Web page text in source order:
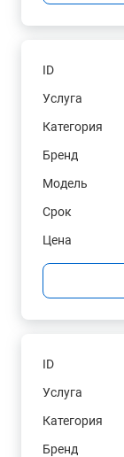
ID
Услуга
Категория
Бренд
Модель
Срок
Цена
ID
Услуга
Категория
Бренд